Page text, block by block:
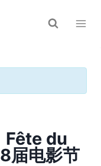
du
届电影节